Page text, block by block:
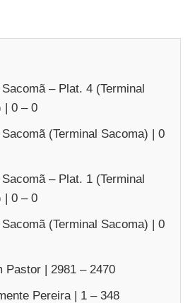
– Plat. 4 (Terminal
| 0 – 0
(Terminal Sacoma) | 0
– Plat. 1 (Terminal
| 0 – 0
(Terminal Sacoma) | 0
Pastor | 2981 – 2470
Pereira | 1 – 348